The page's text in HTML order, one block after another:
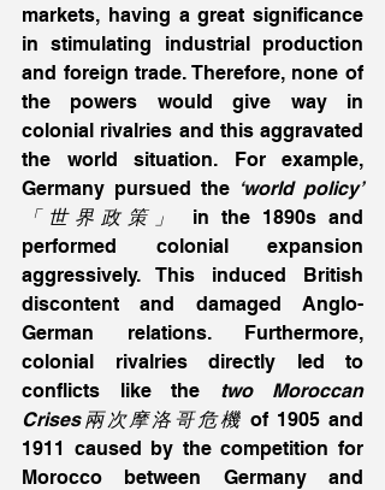
markets, having a great significance
in stimulating industrial production
and foreign trade. Therefore, none of
the powers would give way in
colonial rivalries and this aggravated
the world situation. For example,
Germany pursued the ‘world policy’
「世界政策」 in the 1890s and
performed colonial expansion
aggressively. This induced British
discontent and damaged Anglo-
German relations. Furthermore,
colonial rivalries directly led to
conflicts like the two Moroccan
Crises兩次摩洛哥危機 of 1905 and
1911 caused by the competition for
Morocco between Germany and